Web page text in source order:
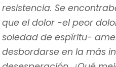
resistencia. Se
que el dolor -el peor
soledad de espíritu-
desbordarse en la más